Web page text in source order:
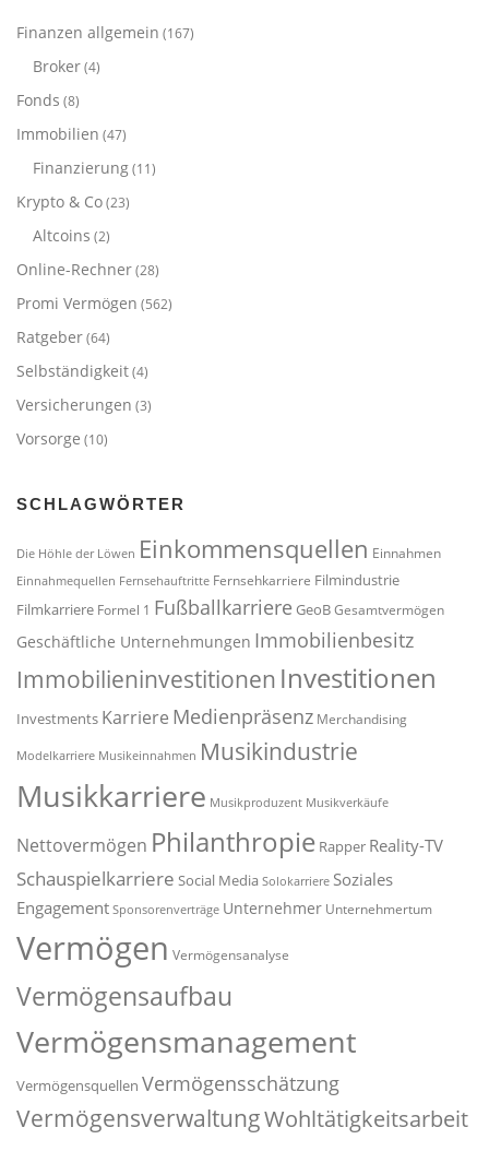
Finanzen allgemein (167)
Broker(4)
Fonds (8)
Immobilien (47)
Finanzierung(11)
Krypto & Co(23)
Altcoins (2)
Online-Rechner(28)
Promi Vermögen (562)
Ratgeber(64)
Selbständigkeit(4)
Versicherungen (3)
Vorsorge (10)
SCHLAGWÖRTER
Die Höhle der Löwen Einkommensquellen Einnahmen
Einnahmequellen Fernsehauftritte Fernsehkarriere Filmindustrie
Filmkarriere Formel 1 Fußballkarriere GeoBGesamtvermögen
Geschäftliche Unternehmungen Immobilienbesitz
Immobilieninvestitionen Investitionen
Investments Karriere Medienpräsenz Merchandising
Modelkarriere Musikeinnahmen Musikindustrie
Musikkarriere Musikproduzent Musikverkäufe
Nettovermögen Philanthropie Rapper Reality-TV
Schauspielkarriere Social Media Solokarriere Soziales
Engagement Sponsorenverträge Unternehmer Unternehmertum
Vermögen Vermögensanalyse
Vermögensaufbau
Vermögensmanagement
Vermögensquellen Vermögensschätzung
VermögensverwaltungWohltätigkeitsarbeit